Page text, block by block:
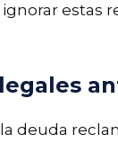
ignorar estas
deuda